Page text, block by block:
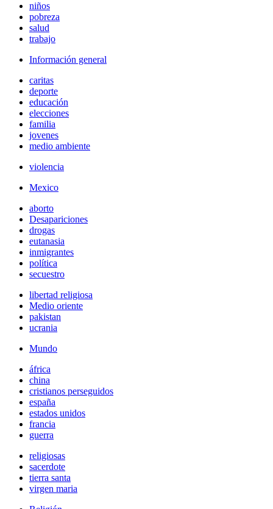
niños
pobreza
salud
trabajo
Información general
caritas
deporte
educación
elecciones
familia
jovenes
medio ambiente
violencia
Mexico
aborto
Desapariciones
drogas
eutanasia
inmigrantes
política
secuestro
libertad religiosa
Medio oriente
pakistan
ucrania
Mundo
áfrica
china
cristianos perseguidos
españa
estados unidos
francia
guerra
religiosas
sacerdote
tierra santa
virgen maria